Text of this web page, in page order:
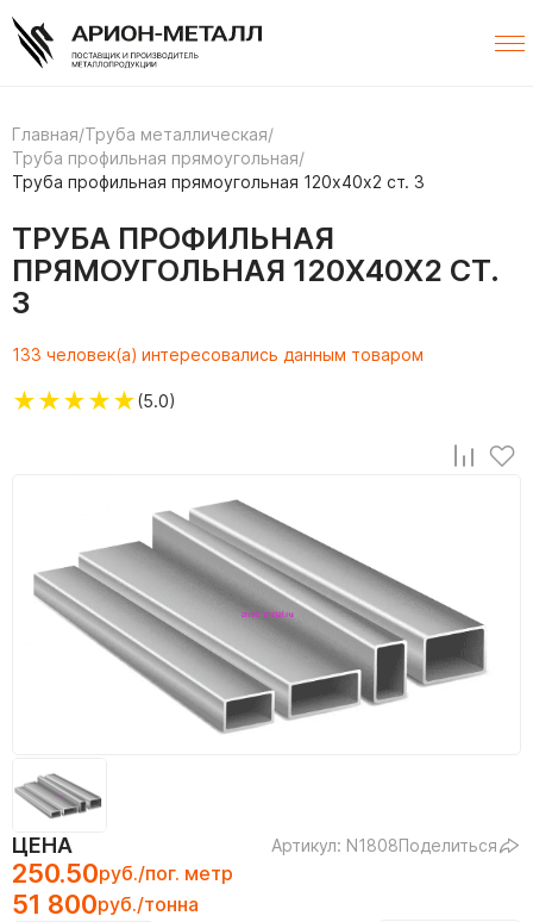
Главная/Труба металлическая/
Труба профильная прямоугольная/
Труба профильная прямоугольная 120х40х2 ст. 3
ТРУБА ПРОФИЛЬНАЯ
ПРЯМОУГОЛЬНАЯ 120Х40Х2 СТ.
3
133 человек(а) интересовались данным товаром
★★★★★(5.0)
ЦЕНА Артикул: N1808Поделиться
250.50руб./пог. метр
51 800руб./тонна